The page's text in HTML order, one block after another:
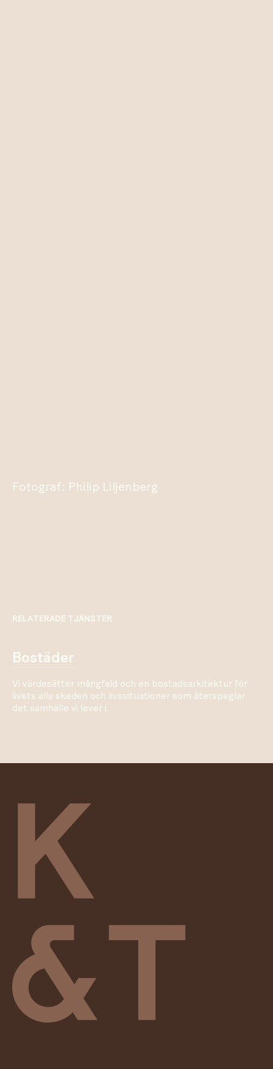
Fotograf: Philip Liljenberg
RELATERADE TJÄNSTER
bostäder
Vi värdesätter mångfald och en bostadsarkitektur för
livets alla skeden och livssituationer som återspeglar
det samhälle vi lever i.